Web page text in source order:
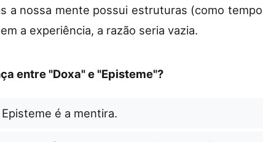
a nossa mente possui estruturas (como
a experiência, a razão seria vazia.
entre "Doxa" e "Episteme"?
é a mentira.